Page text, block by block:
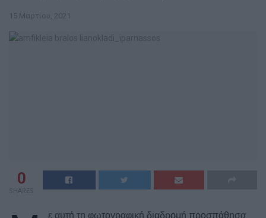
15 Μαρτίου, 2021
0
SHARES
ε αυτή τη φωτογραφική διαδρομή προσπάθησα